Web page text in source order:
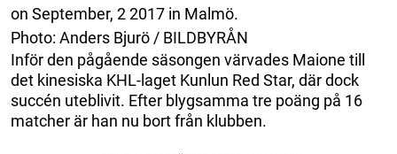
on September, 2 2017 in Malmö.
Photo: Anders Bjurö / BILDBYRÅN
Inför den pågående säsongen värvades Maione till
det kinesiska KHL-laget Kunlun Red Star, där dock
succén uteblivit. Efter blygsamma tre poäng på 16
matcher är han nu bort från klubben.